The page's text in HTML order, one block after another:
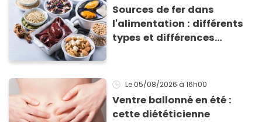
Sources de fer dans
l'alimentation : différents
types et différences
Le 05/08/2026 à 16h00
Ventre ballonné en été :
cette diététicienne